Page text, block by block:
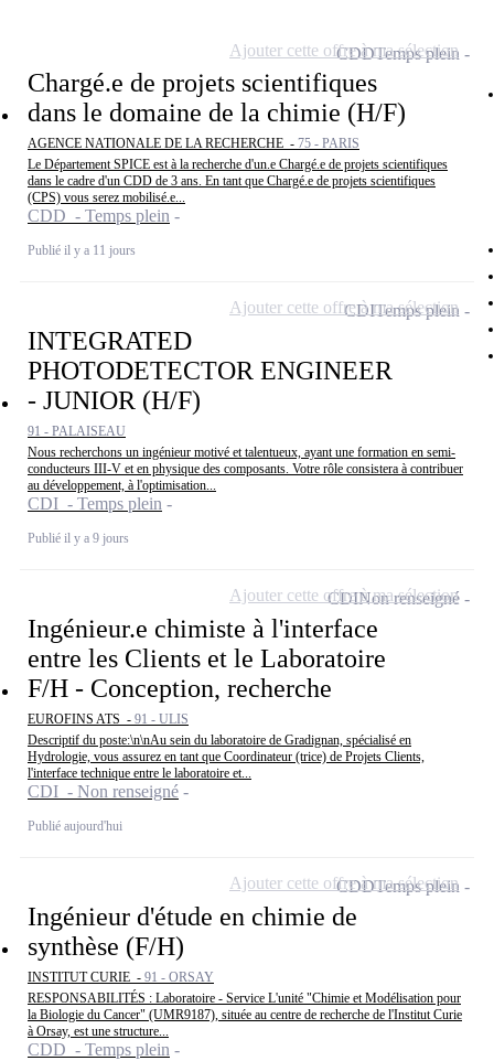
Chargé.e de projets scientifiques
dans le domaine de la chimie (H/F)
AGENCE NATIONALE DE LA RECHERCHE - 75 - PARIS
Le Département SPICE est à la recherche d'un.e Chargé.e de projets scientifiques
dans le cadre d'un CDD de 3 ans. En tant que Chargé.e de projets scientifiques
(CPS) vous serez mobilisé.e...
CDD - Temps plein
Publié il y a 11 jours
CDDTemps plein
Ajouter cette offre à ma sélection
INTEGRATED
PHOTODETECTOR ENGINEER
- JUNIOR (H/F)
91 - PALAISEAU
Nous recherchons un ingénieur motivé et talentueux, ayant une formation en semi-
conducteurs III-V et en physique des composants. Votre rôle consistera à contribuer
au développement, à l'optimisation...
CDI - Temps plein
Publié il y a 9 jours
CDITemps plein
Ajouter cette offre à ma sélection
Ingénieur.e chimiste à l'interface
entre les Clients et le Laboratoire
F/H - Conception, recherche
EUROFINS ATS - 91 - ULIS
Descriptif du poste:\n\nAu sein du laboratoire de Gradignan, spécialisé en
Hydrologie, vous assurez en tant que Coordinateur (trice) de Projets Clients,
l'interface technique entre le laboratoire et...
CDI - Non renseigné
Publié aujourd'hui
CDINon renseigné
Ajouter cette offre à ma sélection
Ingénieur d'étude en chimie de
synthèse (F/H)
INSTITUT CURIE - 91 - ORSAY
RESPONSABILITÉS : Laboratoire - Service L'unité "Chimie et Modélisation pour
la Biologie du Cancer" (UMR9187), située au centre de recherche de l'Institut Curie
à Orsay, est une structure...
CDD - Temps plein
CDDTemps plein
Ajouter cette offre à ma sélection